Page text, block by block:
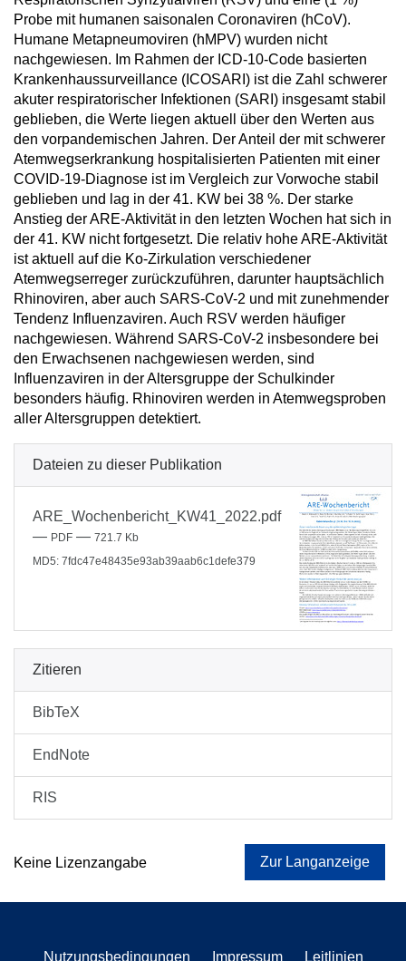
Probe mit humanen saisonalen Coronaviren (hCoV).
Humane Metapneumoviren (hMPV) wurden nicht
nachgewiesen. Im Rahmen der ICD-10-Code basierten
Krankenhaussurveillance (ICOSARI) ist die Zahl schwerer
akuter respiratorischer Infektionen (SARI) insgesamt stabil
geblieben, die Werte liegen aktuell über den Werten aus
den vorpandemischen Jahren. Der Anteil der mit schwerer
Atemwegserkrankung hospitalisierten Patienten mit einer
COVID-19-Diagnose ist im Vergleich zur Vorwoche stabil
geblieben und lag in der 41. KW bei 38 %. Der starke
Anstieg der ARE-Aktivität in den letzten Wochen hat sich in
der 41. KW nicht fortgesetzt. Die relativ hohe ARE-Aktivität
ist aktuell auf die Ko-Zirkulation verschiedener
Atemwegserreger zurückzuführen, darunter hauptsächlich
Rhinoviren, aber auch SARS-CoV-2 und mit zunehmender
Tendenz Influenzaviren. Auch RSV werden häufiger
nachgewiesen. Während SARS-CoV-2 insbesondere bei
den Erwachsenen nachgewiesen werden, sind
Influenzaviren in der Altersgruppe der Schulkinder
besonders häufig. Rhinoviren werden in Atemwegsproben
aller Altersgruppen detektiert.
Dateien zu dieser Publikation
ARE_Wochenbericht_KW41_2022.pdf
— PDF — 721.7 Kb
MD5: 7fdc47e48435e93ab39aab6c1defe379
Zitieren
BibTeX
EndNote
RIS
Keine Lizenzangabe Zur Langanzeige
Nutzungsbedingungen Impressum Leitlinien